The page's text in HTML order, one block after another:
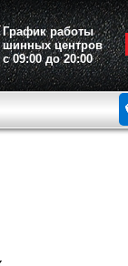
График работы
шинных центров
с 09:00 до 20:00